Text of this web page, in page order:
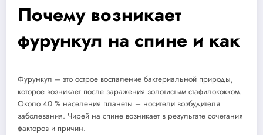
Почему возникает
фурункул на спине и как
Фурункул – это острое воспаление бактериальной природы,
которое возникает после заражения золотистым стафилококком.
Около 40 % населения планеты – носители возбудителя
заболевания. Чирей на спине возникает в результате сочетания
факторов и причин.